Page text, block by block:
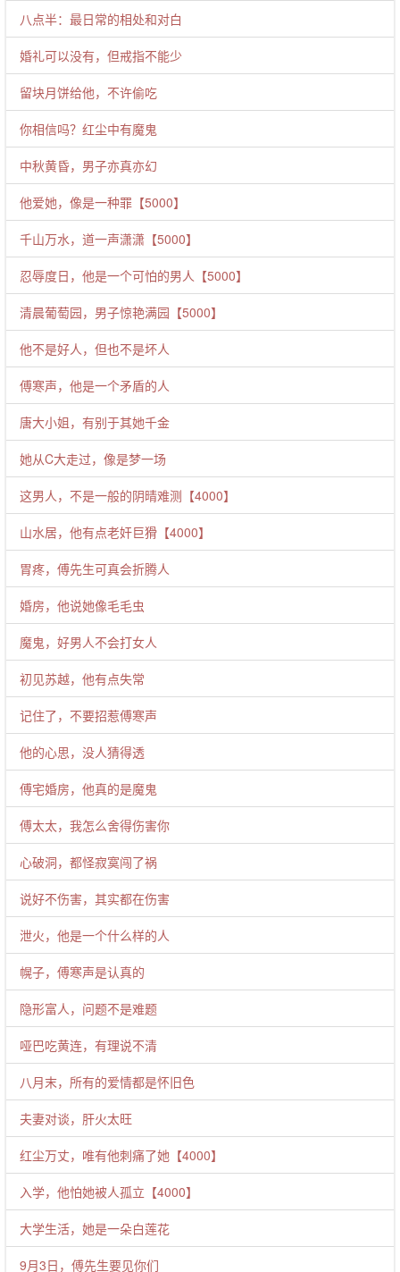
八点半：最日常的相处和对白
婚礼可以没有，但戒指不能少
留块月饼给他，不许偷吃
你相信吗？红尘中有魔鬼
中秋黄昏，男子亦真亦幻
他爱她，像是一种罪【5000】
千山万水，道一声潇潇【5000】
忍辱度日，他是一个可怕的男人【5000】
清晨葡萄园，男子惊艳满园【5000】
他不是好人，但也不是坏人
傅寒声，他是一个矛盾的人
唐大小姐，有别于其她千金
她从C大走过，像是梦一场
这男人，不是一般的阴晴难测【4000】
山水居，他有点老奸巨猾【4000】
胃疼，傅先生可真会折腾人
婚房，他说她像毛毛虫
魔鬼，好男人不会打女人
初见苏越，他有点失常
记住了，不要招惹傅寒声
他的心思，没人猜得透
傅宅婚房，他真的是魔鬼
傅太太，我怎么舍得伤害你
心破洞，都怪寂寞闯了祸
说好不伤害，其实都在伤害
泄火，他是一个什么样的人
幌子，傅寒声是认真的
隐形富人，问题不是难题
哑巴吃黄连，有理说不清
八月末，所有的爱情都是怀旧色
夫妻对谈，肝火太旺
红尘万丈，唯有他刺痛了她【4000】
入学，他怕她被人孤立【4000】
大学生活，她是一朵白莲花
9月3日，傅先生要见你们